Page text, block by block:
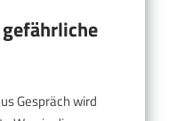
Gespräch wird